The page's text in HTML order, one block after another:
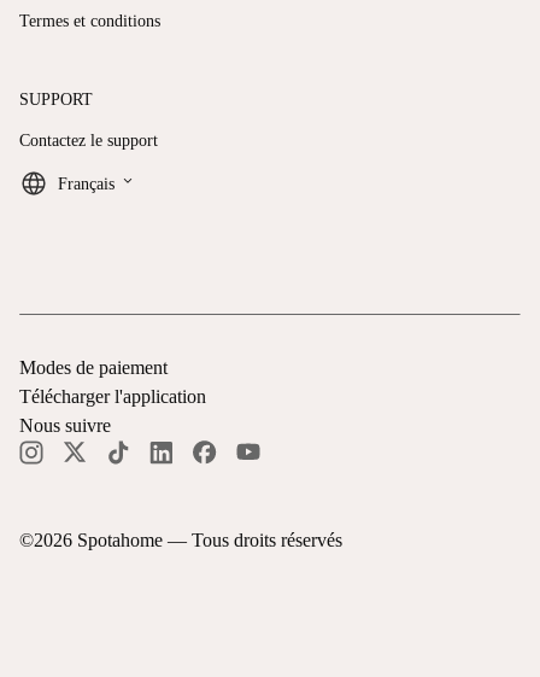
Termes et conditions
SUPPORT
Contactez le support
Français keyboard_arrow_down
©2026 Spotahome — Tous droits réservés
Modes de paiement
Télécharger l'application
Nous suivre